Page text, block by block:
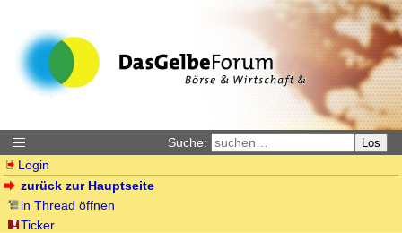
Suche: Los
Login
zurück zur Hauptseite
in Thread öffnen
Ticker